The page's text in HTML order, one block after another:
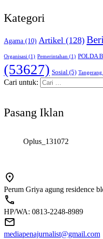
Kategori
Agama (10) Artikel (128)
Organisasi (1) Pemerintahan (1) POLDA
(53627) Sosial (5) Tangerang
Cari untuk:
Pasang Iklan
Oplus_131072
Perum Griya agung residence
HP/WA: 0813-2248-8989
mediapenajurnalist@gmail.com